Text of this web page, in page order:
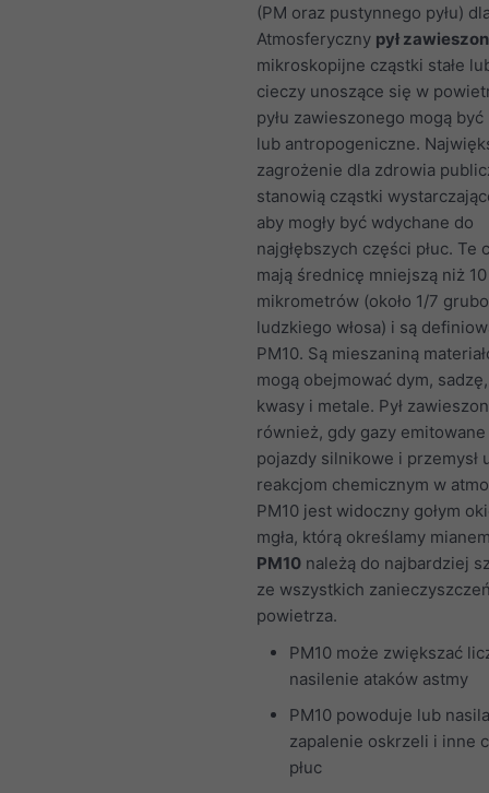
(PM oraz pustynnego pyłu)
Atmosferyczny pył
mikroskopijne cząstki stałe
cieczy unoszące się w
pyłu zawieszonego mogą
lub antropogeniczne.
zagrożenie dla zdrowia
stanowią cząstki
aby mogły być wdychane do
najgłębszych części płuc. Te
mają średnicę mniejszą niż 10
mikrometrów (około 1/7
ludzkiego włosa) i są
PM10. Są mieszaniną
mogą obejmować dym,
kwasy i metale. Pył
również, gdy gazy
pojazdy silnikowe i przemysł
reakcjom chemicznym w
PM10 jest widoczny gołym
mgła, którą określamy
PM10 należą do najbardziej
ze wszystkich
powietrza.
PM10 może zwiększać
nasilenie ataków astmy
PM10 powoduje lub nasila
zapalenie oskrzeli i inne
płuc